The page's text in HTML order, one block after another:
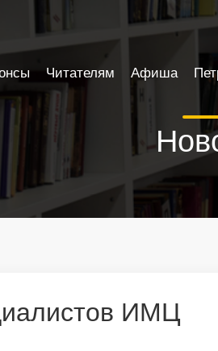
ИМЦ
Читателям Афиша